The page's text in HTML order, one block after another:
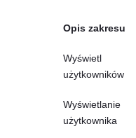
Opis zakresu
Wyświetl
użytkowników
Wyświetlanie
użytkownika